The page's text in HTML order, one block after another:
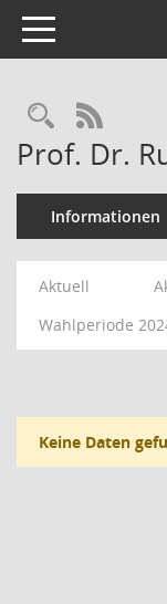
Toggle navigation
RSS-
Prof. Dr.
Informationen
Aktuell
Wahlperiode
Keine Daten